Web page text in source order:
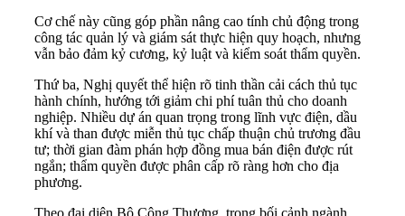
Cơ chế này cũng góp phần nâng cao tính chủ động trong
công tác quản lý và giám sát thực hiện quy hoạch, nhưng
vẫn bảo đảm kỷ cương, kỷ luật và kiểm soát thẩm quyền.
Thứ ba, Nghị quyết thể hiện rõ tinh thần cải cách thủ tục
hành chính, hướng tới giảm chi phí tuân thủ cho doanh
nghiệp. Nhiều dự án quan trọng trong lĩnh vực điện, dầu
khí và than được miễn thủ tục chấp thuận chủ trương đầu
tư; thời gian đàm phán hợp đồng mua bán điện được rút
ngắn; thẩm quyền được phân cấp rõ ràng hơn cho địa
phương.